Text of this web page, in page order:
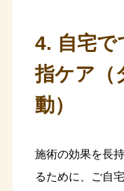
4. 自宅で
指ケア（
動）
施術の効果を長
るために、ご自